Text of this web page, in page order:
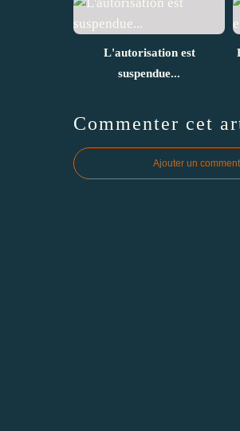
L'autorisation est
suspendue...
Commenter cet
Ajouter un